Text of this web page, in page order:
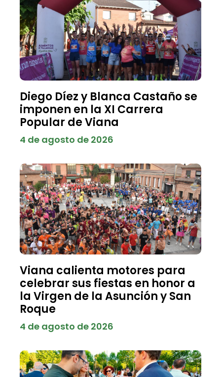
Diego Díez y Blanca Castaño se
imponen en la XI Carrera
Popular de Viana
4 de agosto de 2026
Viana calienta motores para
celebrar sus fiestas en honor a
la Virgen de la Asunción y San
Roque
4 de agosto de 2026